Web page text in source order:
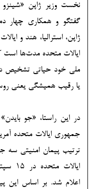
نخست وزیر ژاپن
گفتگو و همکاری چهار
ژاپن، استرالیا، هند و
ایالات متحده مدت‌ها است
ملی خود حیاتی تشخیص
یا رقیب همیشگی یعنی
در این راستا، «جو
جمهوری ایالات متحده
اعلام شد. بر اساس این